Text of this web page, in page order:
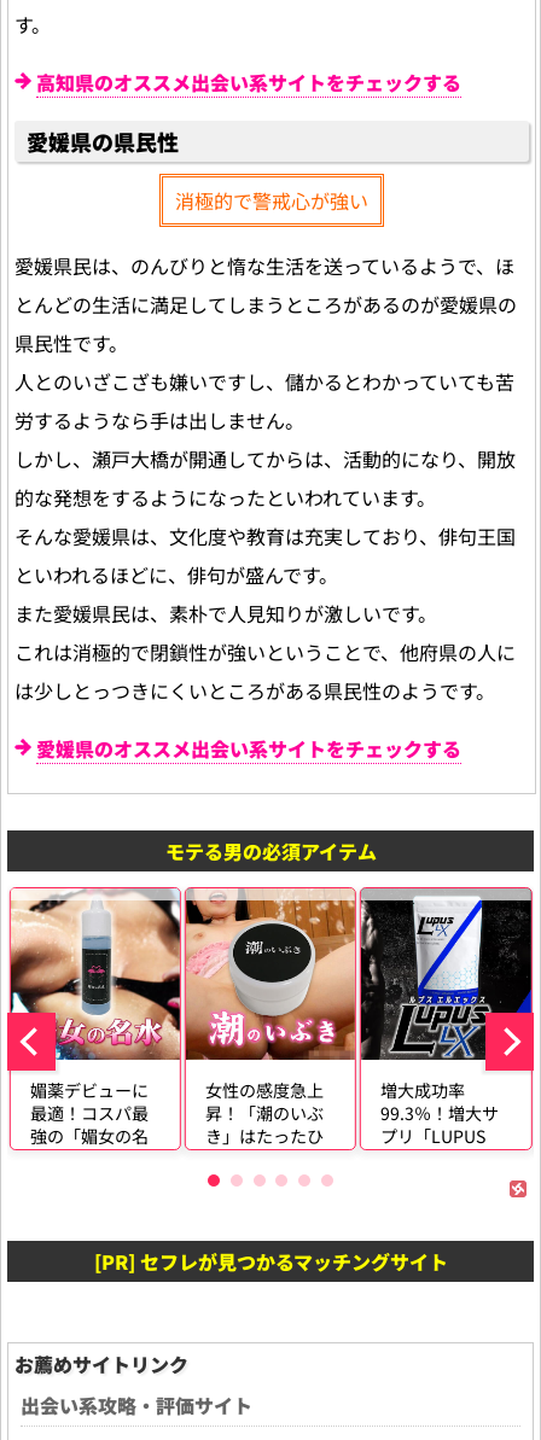
す。
高知県のオススメ出会い系サイトをチェックする
愛媛県の県民性
消極的で警戒心が強い
愛媛県民は、のんびりと惰な生活を送っているようで、ほ
とんどの生活に満足してしまうところがあるのが愛媛県の
県民性です。
人とのいざこざも嫌いですし、儲かるとわかっていても苦
労するようなら手は出しません。
しかし、瀬戸大橋が開通してからは、活動的になり、開放
的な発想をするようになったといわれています。
そんな愛媛県は、文化度や教育は充実しており、俳句王国
といわれるほどに、俳句が盛んです。
また愛媛県民は、素朴で人見知りが激しいです。
これは消極的で閉鎖性が強いということで、他府県の人に
は少しとっつきにくいところがある県民性のようです。
愛媛県のオススメ出会い系サイトをチェックする
モテる男の必須アイテム
女性の感度急上
昇！「潮のいぶ
き」はたったひ
増大成功率
99.3％！増大サ
プリ「LUPUS
モンドセレ
ョン受賞の
サプリ「
に
最
名
[PR] セフレが見つかるマッチングサイト
お薦めサイトリンク
出会い系攻略・評価サイト